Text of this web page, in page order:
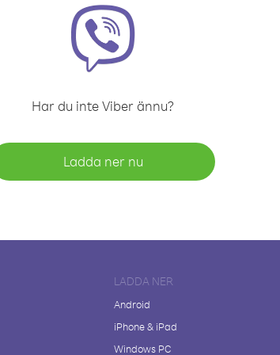
Har du inte Viber ännu?
Ladda ner nu
LADDA NER
Android
iPhone & iPad
Windows PC